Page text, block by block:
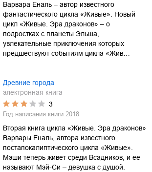
Варвара Еналь – автор известного
фантастического цикла «Живые». Новый
цикл «Живые. Эра драконов» – о
подростках с планеты Эльша,
увлекательные приключения которых
предшествуют событиям цикла «Жив…
Древние города
электронная книга
3
Год написания книги 2018
Вторая книга цикла «Живые. Эра драконов»
Варвары Еналь, автора известного
постапокалиптического цикла «Живые».
Мэши теперь живет среди Всадников, и ее
называют Мэй-Си – девушка с душой.